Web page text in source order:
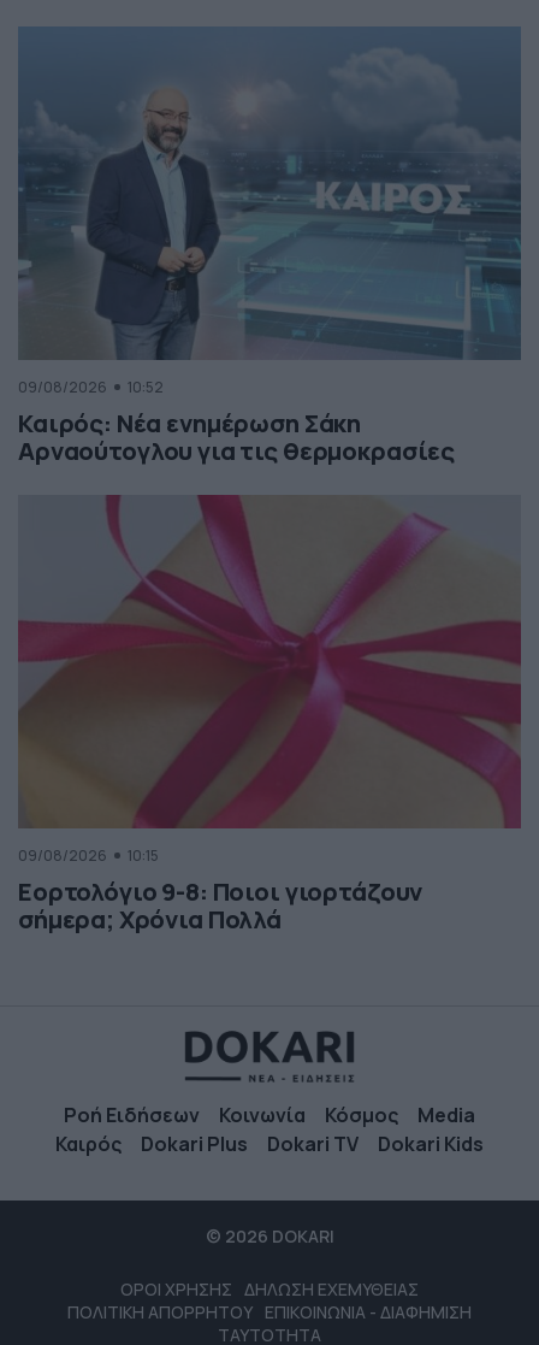
09/08/2026 10:52
Καιρός: Νέα ενημέρωση Σάκη
Αρναούτογλου για τις θερμοκρασίες
09/08/2026 10:15
Εορτολόγιο 9-8: Ποιοι γιορτάζουν
σήμερα; Χρόνια Πολλά
Ροή Ειδήσεων Κοινωνία Κόσμος
Media
Καιρός
Dokari Plus Dokari TV Dokari Kids
© 2026 DOKARI
ΟΡΟΙ ΧΡΗΣΗΣ ΔΗΛΩΣΗ ΕΧΕΜΥΘΕΙΑΣ
ΠΟΛΙΤΙΚΗ ΑΠΟΡΡΗΤΟΥ ΕΠΙΚΟΙΝΩΝΙΑ - ΔΙΑΦΗΜΙΣΗ
ΤΑΥΤΟΤΗΤΑ